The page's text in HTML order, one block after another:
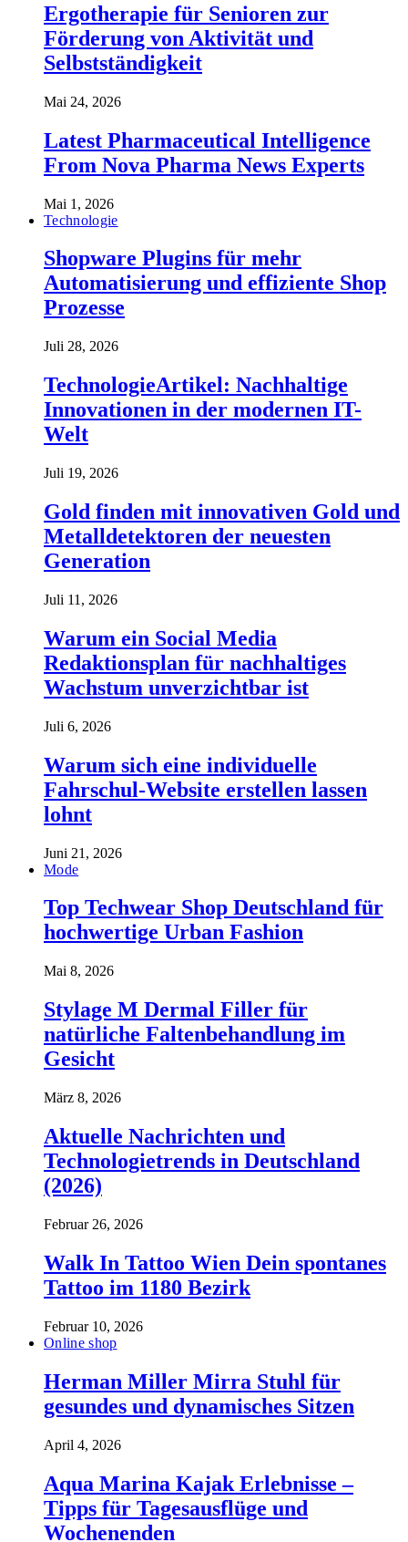
Ergotherapie für Senioren zur
Förderung von Aktivität und
Selbstständigkeit
Mai 24, 2026
Latest Pharmaceutical Intelligence
From Nova Pharma News Experts
Mai 1, 2026
Technologie
Shopware Plugins für mehr
Automatisierung und effiziente Shop
Prozesse
Juli 28, 2026
TechnologieArtikel: Nachhaltige
Innovationen in der modernen IT-
Welt
Juli 19, 2026
Gold finden mit innovativen Gold und
Metalldetektoren der neuesten
Generation
Juli 11, 2026
Warum ein Social Media
Redaktionsplan für nachhaltiges
Wachstum unverzichtbar ist
Juli 6, 2026
Warum sich eine individuelle
Fahrschul-Website erstellen lassen
lohnt
Juni 21, 2026
Mode
Top Techwear Shop Deutschland für
hochwertige Urban Fashion
Mai 8, 2026
Stylage M Dermal Filler für
natürliche Faltenbehandlung im
Gesicht
März 8, 2026
Aktuelle Nachrichten und
Technologietrends in Deutschland
(2026)
Februar 26, 2026
Walk In Tattoo Wien Dein spontanes
Tattoo im 1180 Bezirk
Februar 10, 2026
Online shop
Herman Miller Mirra Stuhl für
gesundes und dynamisches Sitzen
April 4, 2026
Aqua Marina Kajak Erlebnisse –
Tipps für Tagesausflüge und
Wochenenden